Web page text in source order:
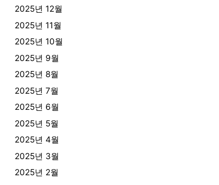
2025년 12월
2025년 11월
2025년 10월
2025년 9월
2025년 8월
2025년 7월
2025년 6월
2025년 5월
2025년 4월
2025년 3월
2025년 2월